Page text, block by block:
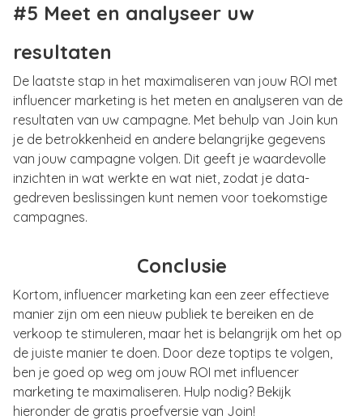
#5 Meet en analyseer uw
resultaten
De laatste stap in het maximaliseren van jouw ROI met
influencer marketing is het meten en analyseren van de
resultaten van uw campagne. Met behulp van Join kun
je de betrokkenheid en andere belangrijke gegevens
van jouw campagne volgen. Dit geeft je waardevolle
inzichten in wat werkte en wat niet, zodat je data-
gedreven beslissingen kunt nemen voor toekomstige
campagnes.
Conclusie
Kortom, influencer marketing kan een zeer effectieve
manier zijn om een nieuw publiek te bereiken en de
verkoop te stimuleren, maar het is belangrijk om het op
de juiste manier te doen. Door deze toptips te volgen,
ben je goed op weg om jouw ROI met influencer
marketing te maximaliseren. Hulp nodig? Bekijk
hieronder de gratis proefversie van Join!